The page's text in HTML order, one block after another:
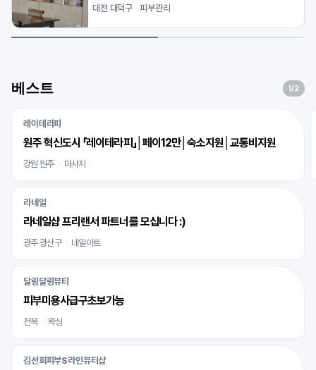
대전 대덕구 피부관리
베스트 1/2
레이테라피
원주 혁신도시 「레이테라피」│페이12만│숙소지원│교통비지원
강원 원주 마사지
라네일
라네일샵 프리랜서 파트너를 모십니다 :)
광주 광산구 네일아트
달링달링뷰티
피부미용사급구초보가능
전북 왁싱
김선희피부S라인뷰티샵